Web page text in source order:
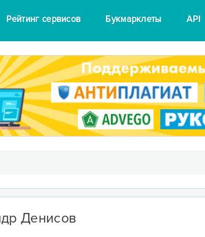
Рейтинг сервисов Букмарклеты API
Денисов